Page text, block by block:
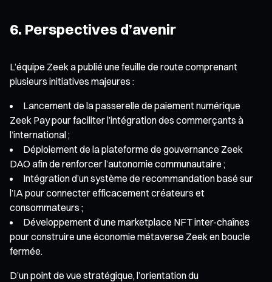
6. Perspectives d’avenir
L’équipe Zeek a publié une feuille de route comprenant
plusieurs initiatives majeures :
Lancement de la passerelle de paiement numérique
Zeek Pay pour faciliter l’intégration des commerçants à
l’international ;
Déploiement de la plateforme de gouvernance Zeek
DAO afin de renforcer l’autonomie communautaire ;
Intégration d’un système de recommandation basé sur
l’IA pour connecter efficacement créateurs et
consommateurs ;
Développement d’une marketplace NFT inter-chaînes
pour construire une économie métaverse Zeek en boucle
fermée.
D’un point de vue stratégique, l’orientation du